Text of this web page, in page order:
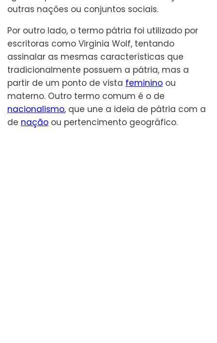
outras nações ou conjuntos sociais.
Por outro lado, o termo pátria foi utilizado por
escritoras como Virginia Wolf, tentando
assinalar as mesmas características que
tradicionalmente possuem a pátria, mas a
partir de um ponto de vista feminino ou
materno. Outro termo comum é o de
nacionalismo, que une a ideia de pátria com a
de nação ou pertencimento geográfico.